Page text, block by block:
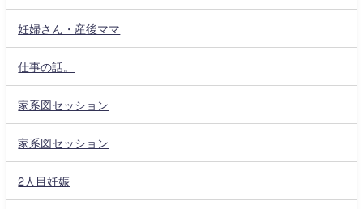
妊婦さん・産後ママ
仕事の話。
家系図セッション
家系図セッション
2人目妊娠